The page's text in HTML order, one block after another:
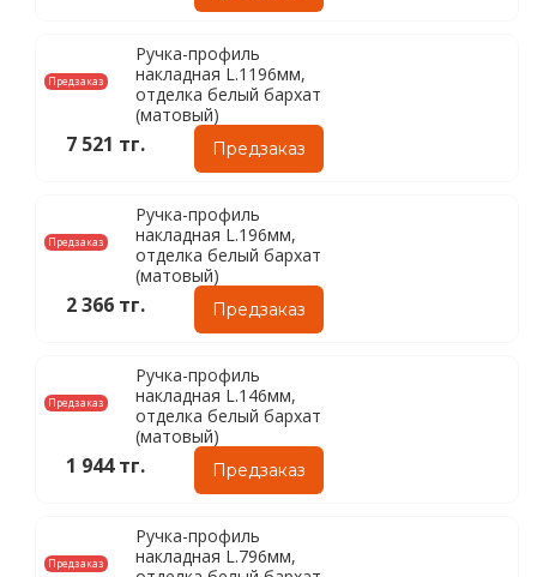
Предзаказ
Ручка-профиль
накладная L.1196мм,
отделка белый бархат
(матовый)
7 521 тг. Предзаказ
Предзаказ
Ручка-профиль
накладная L.196мм,
отделка белый бархат
(матовый)
2 366 тг. Предзаказ
Предзаказ
Ручка-профиль
накладная L.146мм,
отделка белый бархат
(матовый)
1 944 тг. Предзаказ
Предзаказ
Ручка-профиль
накладная L.796мм,